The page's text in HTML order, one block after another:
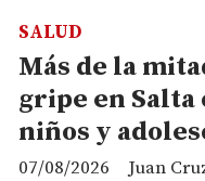
Más de la
gripe en
niños y
Juan
SALUD
07/08/2026